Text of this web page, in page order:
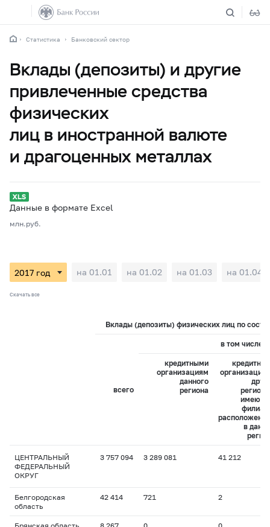
Статистика Банковский сектор
Вклады (депозиты) и другие
привлеченные средства
физических
лиц в иностранной валюте
и драгоценных металлах
Данные в формате Excel
млн.руб.
на 01.01 на 01.02 на 01.03 на 01.04
Скачать все
Вклады (депозиты) физических лиц по
всего
в том числе:
кредитными
организациям
данного
региона
в
ЦЕНТРАЛЬНЫЙ
ФЕДЕРАЛЬНЫЙ
ОКРУГ
3 757 094 3 289 081 41 212
Белгородская
область
42 414 721 2